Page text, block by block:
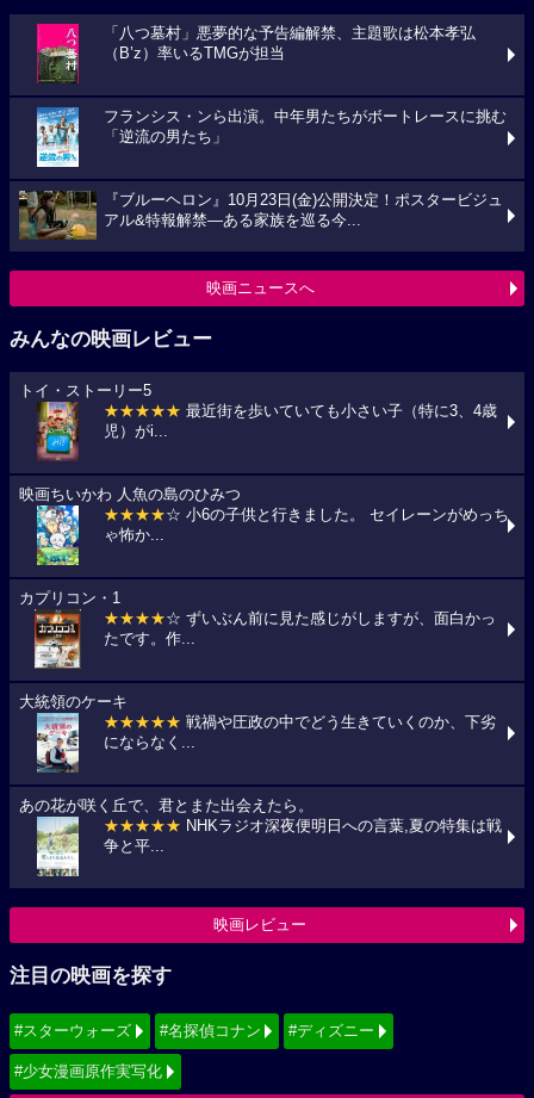
「八つ墓村」悪夢的な予告編解禁、主題歌は松本孝弘
（B’z）率いるTMGが担当
フランシス・ンら出演。中年男たちがボートレースに挑む
「逆流の男たち」
『ブルーヘロン』10月23日(金)公開決定！ポスタービジュ
アル&特報解禁―ある家族を巡る今...
映画ニュースへ
みんなの映画レビュー
トイ・ストーリー5
★★★★★ 最近街を歩いていても小さい子（特に3、4歳
児）がi...
映画ちいかわ 人魚の島のひみつ
★★★★☆ 小6の子供と行きました。 セイレーンがめっち
ゃ怖か...
カプリコン・1
★★★★☆ ずいぶん前に見た感じがしますが、面白かっ
たです。作...
大統領のケーキ
★★★★★ 戦禍や圧政の中でどう生きていくのか、下劣
にならなく...
あの花が咲く丘で、君とまた出会えたら。
★★★★★ NHKラジオ深夜便明日への言葉,夏の特集は戦
争と平...
映画レビュー
注目の映画を探す
#スターウォーズ #名探偵コナン #ディズニー
#少女漫画原作実写化